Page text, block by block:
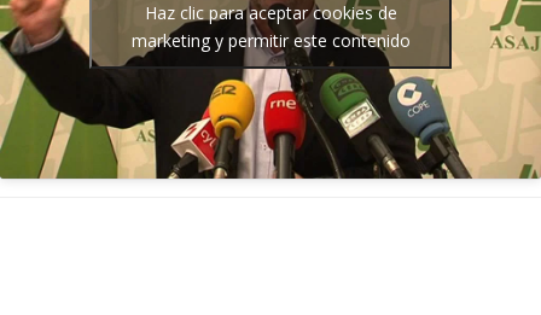
Haz clic para aceptar cookies de
marketing y permitir este contenido